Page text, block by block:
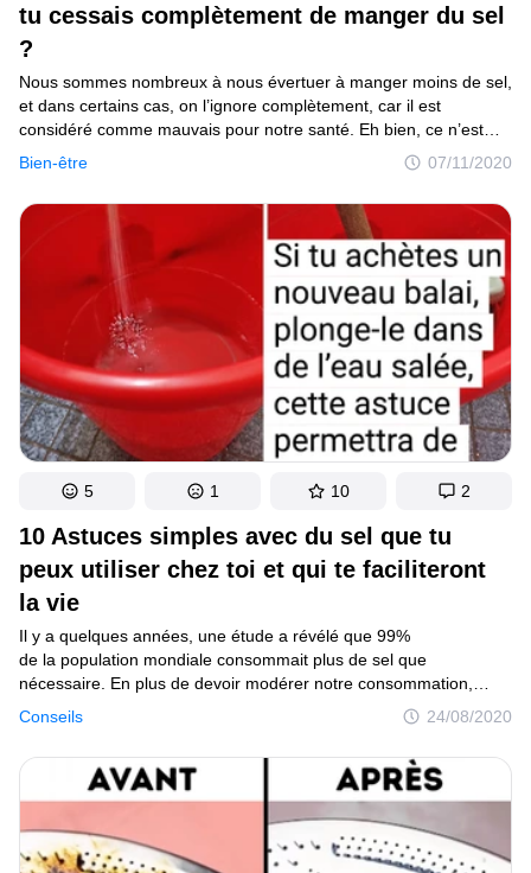
tu cessais complètement de manger du sel
?
Bien-être 07/11/2020
Nous sommes nombreux à nous évertuer à manger moins de sel,
et dans certains cas, on l’ignore complètement, car il est
considéré comme mauvais pour notre santé. Eh bien, ce n’est
pas entièrement vrai, car après tout, le sel est un électrolyte
important qui aide notre corps à fonctionner normalement.
Si tu as décidé d’éviter le sel, assure-toi de ne pas l’éradiquer
totalement, et essaie de comprendre comment ton corps réagira
à ce nouveau changement.
10 Astuces simples avec du sel que tu
peux utiliser chez toi et qui te faciliteront
la vie
Conseils 24/08/2020
Il y a quelques années, une étude a révélé que 99%
de la population mondiale consommait plus de sel que
nécessaire. En plus de devoir modérer notre consommation,
cette information démontre que nous retrouvons le sel dans
la majorité des foyers du monde. Par conséquent, nous pouvons
l’utiliser pour autre chose. Si tu te demandes quelles sont les
autres utilisations que tu peux en faire, cet article est fait pour toi !
5 1 10 2
Endroits
Humour
Auteurs
Règles éditoriales
Contacte la rédaction
Politique de confidentialité
Politique de droit d'auteur
Politique relative aux cookies
Modalités de service
Mise à jour du consentement
Tous droits réservés.